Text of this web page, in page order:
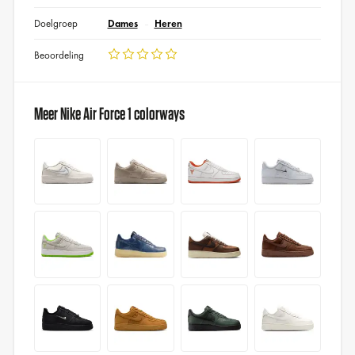
Doelgroep Dames Heren
Beoordeling
Meer Nike Air Force 1 colorways